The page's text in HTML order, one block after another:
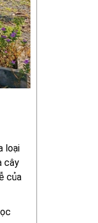
loại
cây
của